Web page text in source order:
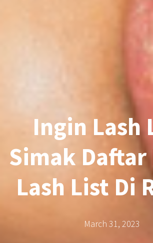
Ingin Lash
Simak Daftar
Lash List Di
March 31, 2023